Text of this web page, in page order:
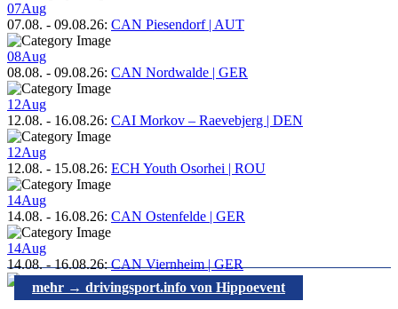
07Aug
07.08. - 09.08.26: CAN Piesendorf | AUT
08Aug
08.08. - 09.08.26: CAN Nordwalde | GER
12Aug
12.08. - 16.08.26: CAI Morkov – Raevebjerg | DEN
12Aug
12.08. - 15.08.26: ECH Youth Osorhei | ROU
14Aug
14.08. - 16.08.26: CAN Ostenfelde | GER
14Aug
14.08.-16.08.26:CAN Viernheim | GER
mehr → drivingsport.info von Hippoevent